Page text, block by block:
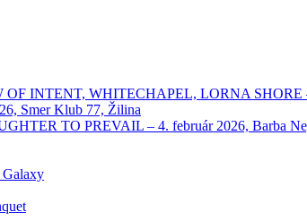
INTENT, WHITECHAPEL, LORNA SHORE –
Smer Klub 77, Žilina
TO PREVAIL – 4. február 2026, Barba